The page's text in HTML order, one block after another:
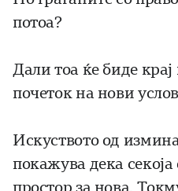
потоа?
Дали тоа ќе биде
почеток на нови
Искуството од
покажува дека секоја